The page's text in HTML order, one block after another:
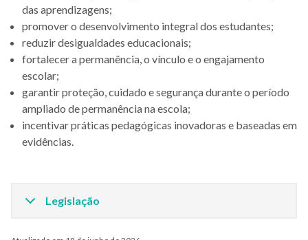
das aprendizagens;
promover o desenvolvimento integral dos estudantes;
reduzir desigualdades educacionais;
fortalecer a permanência, o vínculo e o engajamento
escolar;
garantir proteção, cuidado e segurança durante o período
ampliado de permanência na escola;
incentivar práticas pedagógicas inovadoras e baseadas em
evidências.
Legislação